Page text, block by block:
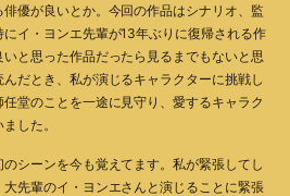
優が良いとか。今回の作品はシナリオ、監
イ・ヨンエ先輩が13年ぶりに復帰される作
と思った作品だったら見るまでもないと思
だとき、私が演じるキャラクターに挑戦し
堂のことを一途に見守り、愛するキャラク
した。
シーンを今も覚えてます。私が緊張してし
先輩のイ・ヨンエさんと演じることに緊張